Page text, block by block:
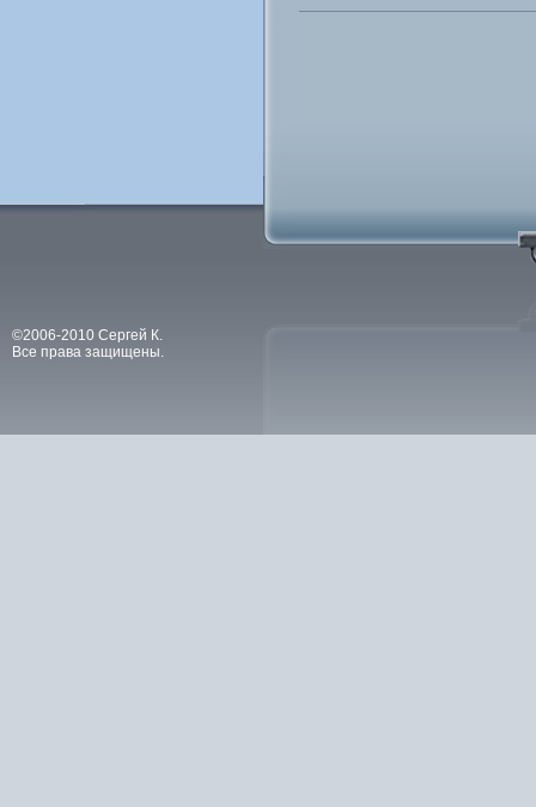
©2006-2010 Сергей К.
Все права защищены.